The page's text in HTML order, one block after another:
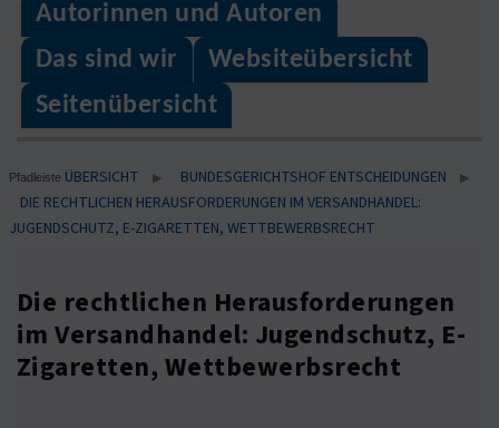
Autorinnen und Autoren
Das sind wir
Websiteübersicht
Seitenübersicht
Pfadleiste ÜBERSICHT ▶ BUNDESGERICHTSHOF ENTSCHEIDUNGEN ▶
DIE RECHTLICHEN HERAUSFORDERUNGEN IM VERSANDHANDEL:
JUGENDSCHUTZ, E-ZIGARETTEN, WETTBEWERBSRECHT
Die rechtlichen Herausforderungen
im Versandhandel: Jugendschutz, E-
Zigaretten, Wettbewerbsrecht